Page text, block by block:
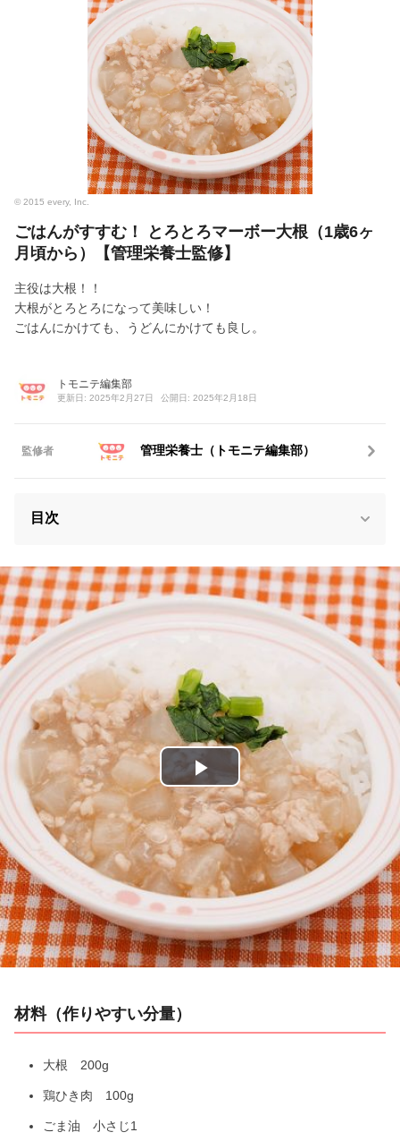
© 2015 every, Inc.
ごはんがすすむ！ とろとろマーボー大根（1歳6ヶ
月頃から）【管理栄養士監修】
主役は大根！！
大根がとろとろになって美味しい！
ごはんにかけても、うどんにかけても良し。
トモニテ編集部
更新日: 2025年2月27日 公開日: 2025年2月18日
監修者 管理栄養士（トモニテ編集部）
目次
P
l
a
y
V
d
材料（作りやすい分量）
大根 200g
鶏ひき肉 100g
ごま油 小さじ1